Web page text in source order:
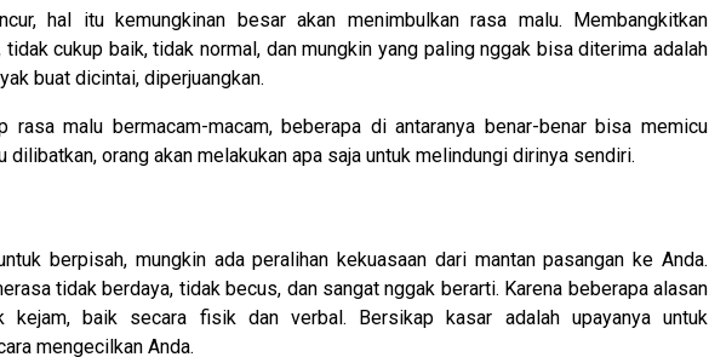
hal itu kemungkinan besar akan menimbulkan rasa malu. Membangkitkan
cukup baik, tidak normal, dan mungkin yang paling nggak bisa diterima adalah
buat dicintai, diperjuangkan.
rasa malu bermacam-macam, beberapa di antaranya benar-benar bisa memicu
dilibatkan, orang akan melakukan apa saja untuk melindungi dirinya sendiri.
berpisah, mungkin ada peralihan kekuasaan dari mantan pasangan ke Anda.
tidak berdaya, tidak becus, dan sangat nggak berarti. Karena beberapa alasan
kejam, baik secara fisik dan verbal. Bersikap kasar adalah upayanya untuk
mengecilkan Anda.